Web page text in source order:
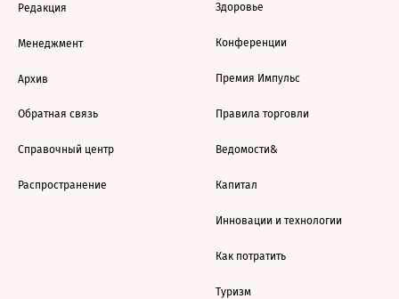
Редакция
Менеджмент
Архив
Обратная связь
Справочный центр
Распространение
Здоровье
Конференции
Премия Импульс
Правила торговли
Ведомости&
Капитал
Инновации и технологии
Как потратить
Туризм